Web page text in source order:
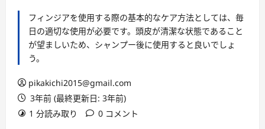
フィンジアを使用する際の基本的なケア方法としては、毎
日の適切な使用が必要です。頭皮が清潔な状態であること
が望ましいため、シャンプー後に使用すると良いでしょ
う。
pikakichi2015@gmail.com
3年前 (最終更新日: 3年前)
1 分読み取り
0 コメント